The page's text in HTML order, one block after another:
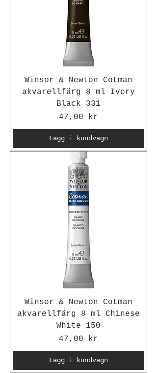
Winsor & Newton Cotman
akvarellfärg 8 ml Ivory
Black 331
Pris
47,00 kr
Lägg i kundvagn
Winsor & Newton Cotman
akvarellfärg 8 ml Chinese
White 150
Pris
47,00 kr
Lägg i kundvagn